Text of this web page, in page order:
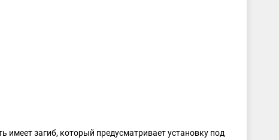
загиб, который предусматривает установку под